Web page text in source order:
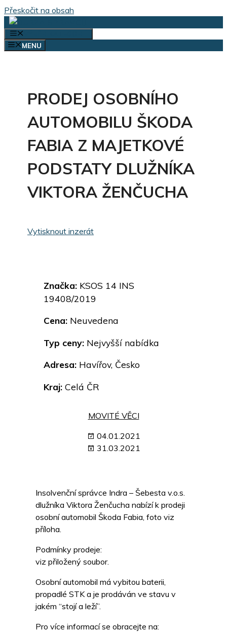
Přeskočit na obsah
MENU
PRODEJ OSOBNÍHO
AUTOMOBILU ŠKODA
FABIA Z MAJETKOVÉ
PODSTATY DLUŽNÍKA
VIKTORA ŽENČUCHA
Vytisknout inzerát
Značka: KSOS 14 INS
19408/2019
Cena: Neuvedena
Typ ceny: Nejvyšší nabídka
Adresa: Havířov, Česko
Kraj: Celá ČR
MOVITÉ VĚCI
04.01.2021
31.03.2021
Insolvenční správce Indra – Šebesta v.o.s.
dlužníka Viktora Ženčucha nabízí k prodeji
osobní automobil Škoda Fabia, foto viz
příloha.
Podmínky prodeje:
viz přiložený soubor.
Osobní automobil má vybitou baterii,
propadlé STK a je prodáván ve stavu v
jakém “stojí a leží”.
Pro více informací se obracejte na: